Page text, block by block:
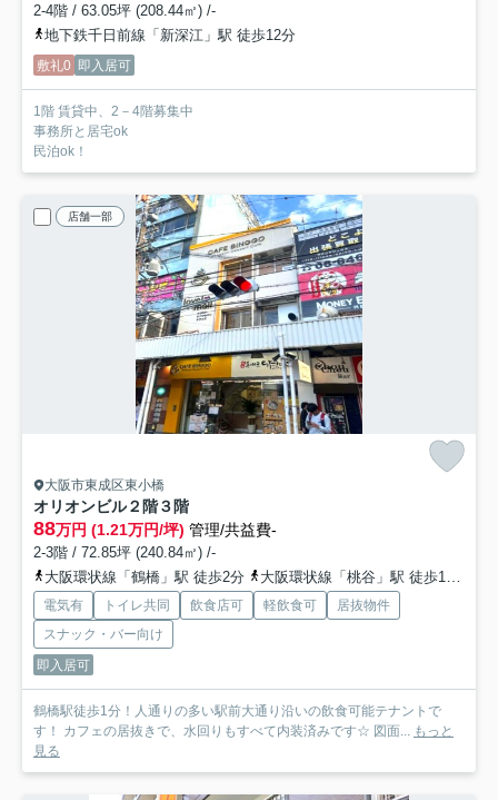
2-4階 / 63.05坪 (208.44㎡) /-
地下鉄千日前線「新深江」駅 徒歩12分
敷礼0 即入居可
1階 賃貸中、2－4階募集中
事務所と居宅ok
民泊ok！
店舗一部
大阪市東成区東小橋
オリオンビル２階３階
88万円 (1.21万円/坪) 管理/共益費-
2-3階 / 72.85坪 (240.84㎡) /-
大阪環状線「鶴橋」駅 徒歩2分
大阪環状線「桃谷」駅 徒歩12分
電気有 トイレ共同 飲食店可 軽飲食可
居抜物件
スナック・バー向け
即入居可
鶴橋駅徒歩1分！人通りの多い駅前大通り沿いの飲食可能テナントで
す！ カフェの居抜きで、水回りもすべて内装済みです☆ 図面... もっと
見る